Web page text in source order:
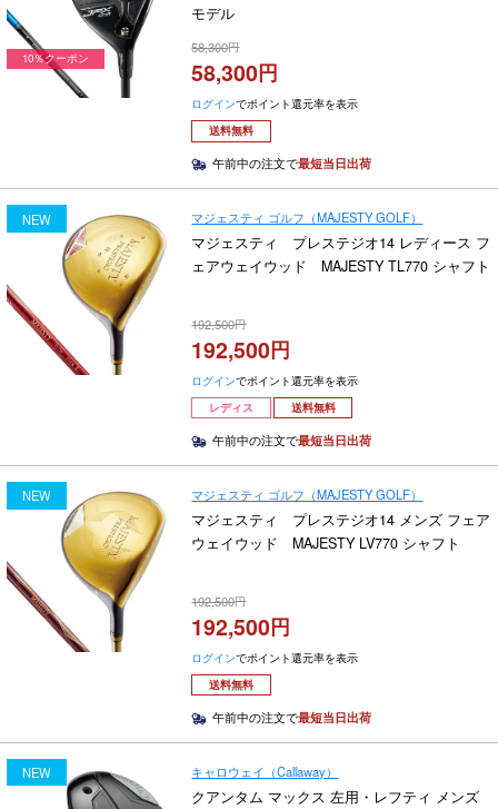
モデル
58,300
58,300
ログインでポイント還元率を表示
送料無料
10％クーポン
午前中の注文で最短当日出荷
NEW マジェスティ ゴルフ（MAJESTY GOLF）
マジェスティ プレステジオ14 レディース フ
ェアウェイウッド MAJESTY TL770 シャフト
192,500
192,500
ログインでポイント還元率を表示
レディス
送料無料
午前中の注文で最短当日出荷
NEW マジェスティ ゴルフ（MAJESTY GOLF）
マジェスティ プレステジオ14 メンズ フェア
ウェイウッド MAJESTY LV770 シャフト
192,500
192,500
ログインでポイント還元率を表示
送料無料
午前中の注文で最短当日出荷
NEW キャロウェイ（Callaway）
クアンタム マックス 左用・レフティ メンズ